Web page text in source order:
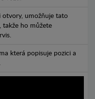
otvory, umožňuje tato
takže ho můžete
která popisuje pozici a